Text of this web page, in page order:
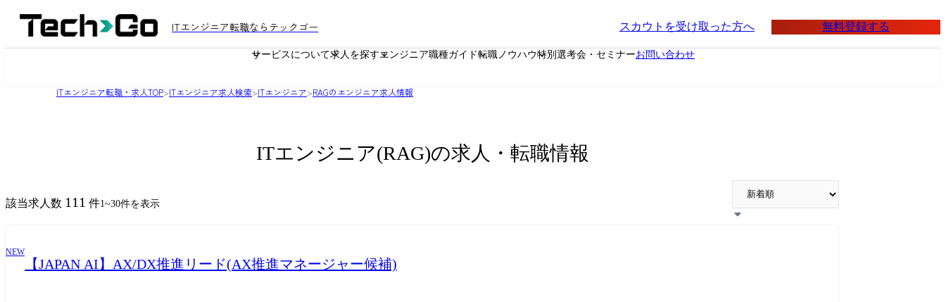
ITエンジニア転職ならテックゴー スカウトを受け取った方へ 無料登録する
サービスについて求人を探すエンジニア職種ガイド転職ノウハウ特別選考会・セミナーお問い合わせ
ITエンジニア転職・求人TOP>ITエンジニア求人検索>ITエンジニア>RAGのエンジニア求人情報
ITエンジニア(RAG)の求人・転職情報
該当求人数 111 件1~30件を表示
NEW
【JAPAN AI】AX/DX推進リード(AX推進マネージャー候補)